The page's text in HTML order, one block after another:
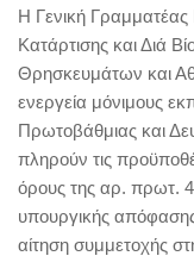
Η Γενική
Κατάρτισης και Διά
Θρησκευμάτων και
ενεργεία μόνιμους
Πρωτοβάθμιας και
πληρούν τις
όρους της αρ. πρωτ.
υπουργικής
αίτηση συμμετοχής